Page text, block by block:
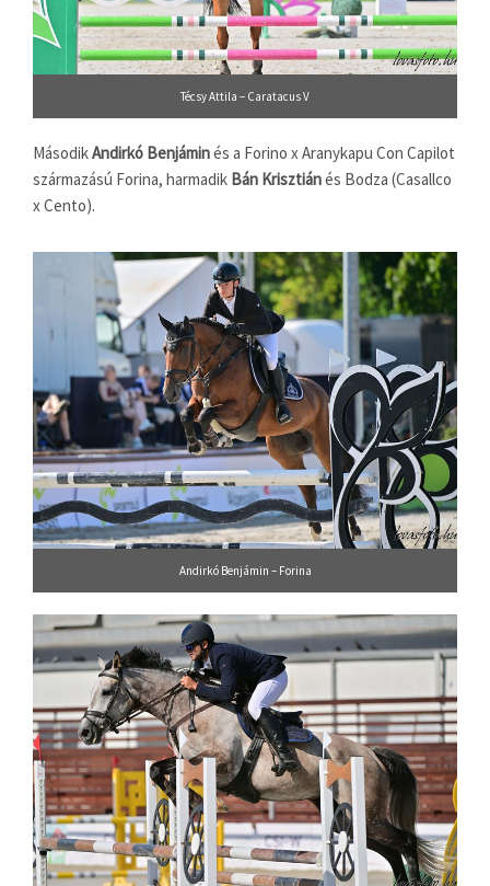
Técsy Attila – Caratacus V
MásodikAndirkó Benjáminés a Forino x Aranykapu Con Capilot
származású Forina, harmadik Bán Krisztiánés Bodza (Casallco
x Cento).
Andirkó Benjámin – Forina